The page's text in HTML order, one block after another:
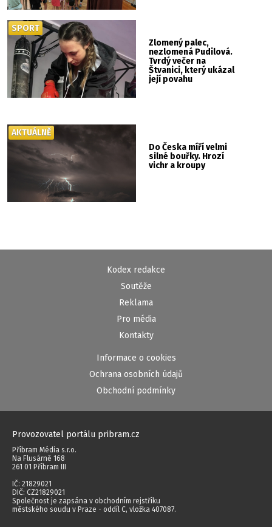
Zlomený palec,
nezlomená Pudilová.
Tvrdý večer na
Štvanici, který ukázal
její povahu
SPORT
Do Česka míří velmi
silné bouřky. Hrozí
vichr a kroupy
AKTUÁLNĚ
Kodex redakce
Soutěže
Reklama
Pro média
Kontakty
Informace o cookies
Ochrana osobních údajů
Obchodní podmínky
Provozovatel portálu pribram.cz
Příbram Média s.r.o.
Na Flusárně 168
261 01 Příbram III
IČ: 21829021
DIČ: CZ21829021
Společnost je zapsána v obchodním rejstříku
městského soudu v Praze - oddíl C, vložka 407087.